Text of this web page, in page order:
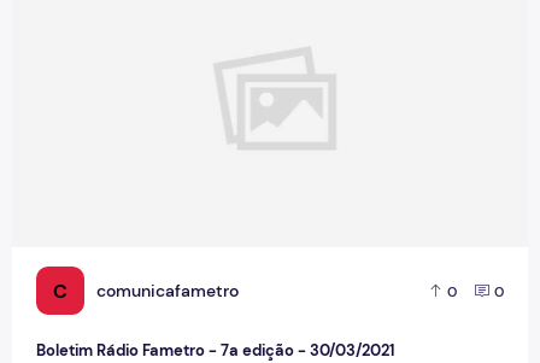
C comunicafametro 0 0
Boletim Rádio Fametro - 7a edição - 30/03/2021